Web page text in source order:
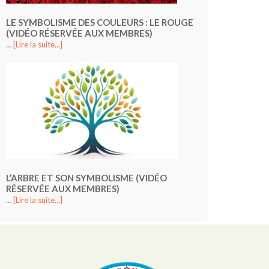
LE SYMBOLISME DES COULEURS : LE ROUGE
(VIDÉO RÉSERVÉE AUX MEMBRES)
… [Lire la suite...]
L’ARBRE ET SON SYMBOLISME (VIDÉO
RÉSERVÉE AUX MEMBRES)
… [Lire la suite...]